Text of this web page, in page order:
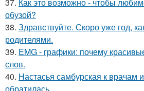
37. Как это возможно - чтобы
обузой?
38. Здравствуйте. Скоро уже год,
родителями.
39. EMG - графики: почему
слов.
40. Настасья самбурская к врачам